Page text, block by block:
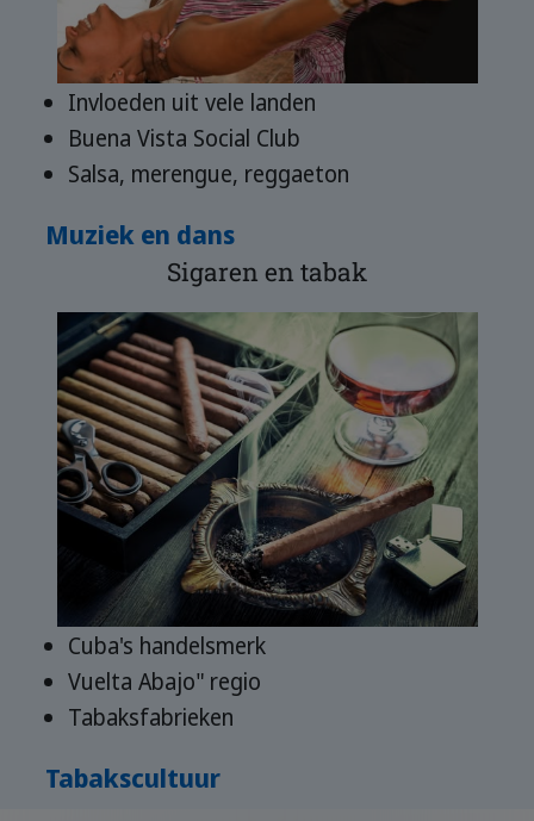
Invloeden uit vele landen
Buena Vista Social Club
Salsa, merengue, reggaeton
Muziek en dans
Sigaren en tabak
Cuba's handelsmerk
Vuelta Abajo" regio
Tabaksfabrieken
Tabakscultuur